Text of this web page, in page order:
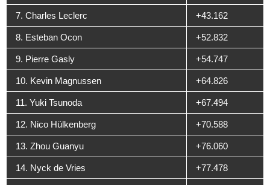
7. Charles Leclerc +43.162
8. Esteban Ocon +52.832
9. Pierre Gasly +54.747
10. Kevin Magnussen +64.826
11. Yuki Tsunoda +67.494
12. Nico Hülkenberg +70.588
13. Zhou Guanyu +76.060
14. Nyck de Vries +77.478